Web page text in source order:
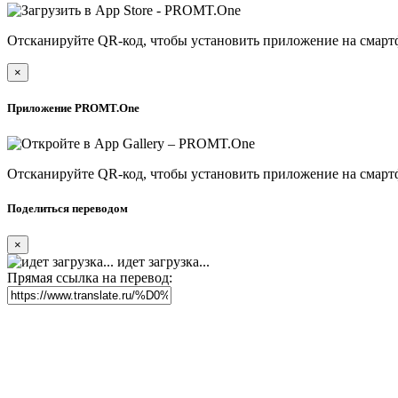
Отсканируйте QR-код, чтобы установить приложение на
×
Приложение PROMT.One
Отсканируйте QR-код, чтобы установить приложение на
Поделиться переводом
×
идет загрузка...
Прямая ссылка на перевод: